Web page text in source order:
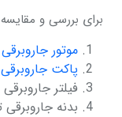
برای بررسی و مقایسه
موتور جاروبرقی
پاکت
فیلتر
بدنه جاروبرقی